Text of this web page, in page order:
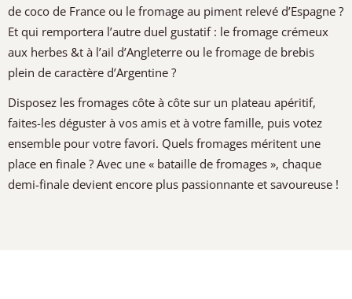
de coco de France ou le fromage au piment relevé d’Espagne ?
Et qui remportera l’autre duel gustatif : le fromage crémeux
aux herbes &t à l’ail d’Angleterre ou le fromage de brebis
plein de caractère d’Argentine ?
Disposez les fromages côte à côte sur un plateau apéritif,
faites-les déguster à vos amis et à votre famille, puis votez
ensemble pour votre favori. Quels fromages méritent une
place en finale ? Avec une « bataille de fromages », chaque
demi-finale devient encore plus passionnante et savoureuse !